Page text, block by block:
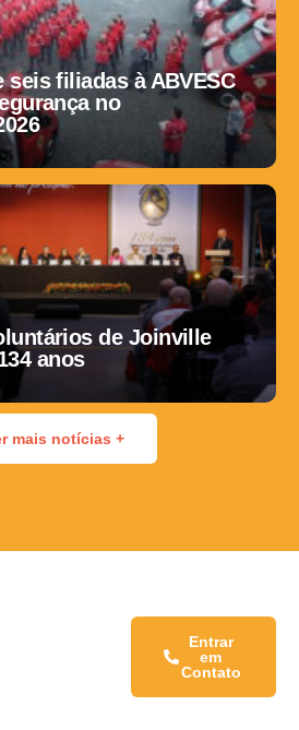
seis filiadas à ABVESC
no
de Joinville
anos
mais notícias +
Entrar
em
Contato